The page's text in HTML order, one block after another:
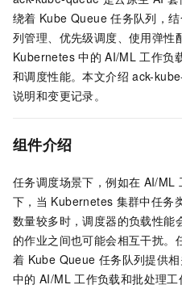
绕着 Kube Queue 任务队列，
列管理、优先级调度、使用弹性
Kubernetes 中的 AI/ML 工作负
和调度性能。本文介绍 ack-
说明和变更记录。
组件介绍
任务调度场景下，例如在 AI/ML
下，当 Kubernetes 集群中任务
数量较多时，调度器的负载性能
的作业之间也可能会相互干扰。
着 Kube Queue 任务队列提供
中的 AI/ML 工作负载和批处理